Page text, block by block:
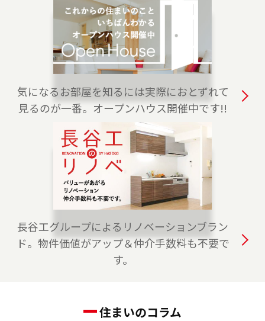
練馬店をオープンしました。練馬区、西東京
市・東久留米市・清瀬市（一部）でお住まいの
ご売却、 ご購入をご検討の方は、是非ご相談く
ださい。 フリーダイアル（0120-228-875）より
お気軽にどうぞ！
2023-04-01
上野センターをオープンしました。台東区全
域、葛飾区・荒川区・千代田区・文京区（一
部）でお住まいのご売却、 ご購入をご検討の方
は、是非ご相談ください。 フリーダイアル
（0120-315-875）よりお気軽にどうぞ！
2023-04-01
おおたかの森プロジェクトチームを開設しまし
た。 つくばエクスプレス線・JR武蔵野線の流山
市、柏市、野田市、つくば市、守谷市でお住ま
いのご売却、 ご購入をご検討の方は、是非ご相
気になるお部屋を知るには実際におとずれて
見るのが一番。オープンハウス開催中です!!
長谷工グループによるリノベーションブラン
ド。物件価値がアップ＆仲介手数料も不要で
す。
住まいのコラム